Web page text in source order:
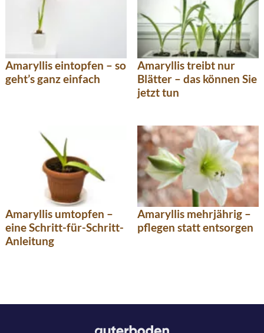
Amaryllis eintopfen – so
geht’s ganz einfach
Amaryllis treibt nur
Blätter – das können Sie
jetzt tun
Amaryllis umtopfen –
eine Schritt-für-Schritt-
Anleitung
Amaryllis mehrjährig –
pflegen statt entsorgen